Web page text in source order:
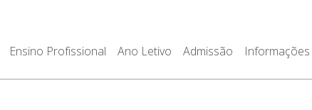
Ensino Profissional Ano Letivo Admissão Informações